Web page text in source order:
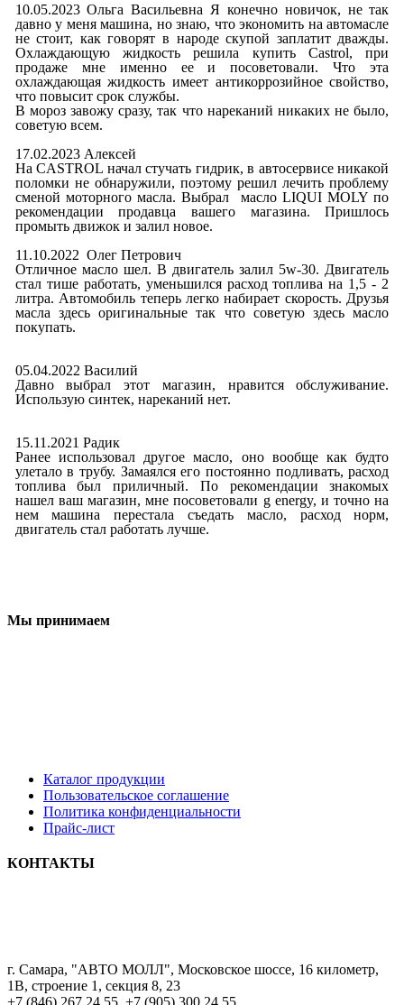
10.05.2023 Ольга Васильевна Я конечно новичок, не так
давно у меня машина, но знаю, что экономить на автомасле
не стоит, как говорят в народе скупой заплатит дважды.
Охлаждающую жидкость решила купить Castrol, при
продаже мне именно ее и посоветовали. Что эта
охлаждающая жидкость имеет антикоррозийное свойство,
что повысит срок службы.
В мороз завожу сразу, так что нареканий никаких не было,
советую всем.
17.02.2023 Алексей
На CASTROL начал стучать гидрик, в автосервисе никакой
поломки не обнаружили, поэтому решил лечить проблему
сменой моторного масла. Выбрал масло LIQUI MOLY по
рекомендации продавца вашего магазина. Пришлось
промыть движок и залил новое.
11.10.2022 Олег Петрович
Отличное масло шел. В двигатель залил 5w-30. Двигатель
стал тише работать, уменьшился расход топлива на 1,5 - 2
литра. Автомобиль теперь легко набирает скорость. Друзья
масла здесь оригинальные так что советую здесь масло
покупать.
05.04.2022 Василий
Давно выбрал этот магазин, нравится обслуживание.
Использую синтек, нареканий нет.
15.11.2021 Радик
Ранее использовал другое масло, оно вообще как будто
улетало в трубу. Замаялся его постоянно подливать, расход
топлива был приличный. По рекомендации знакомых
нашел ваш магазин, мне посоветовали g energy, и точно на
нем машина перестала съедать масло, расход норм,
двигатель стал работать лучше.
Мы принимаем
Каталог продукции
Пользовательское соглашение
Политика конфиденциальности
Прайс-лист
КОНТАКТЫ
г. Самара, "АВТО МОЛЛ", Московское шоссе, 16 километр,
1В, строение 1, секция 8, 23
+7 (846) 267 24 55, +7 (905) 300 24 55